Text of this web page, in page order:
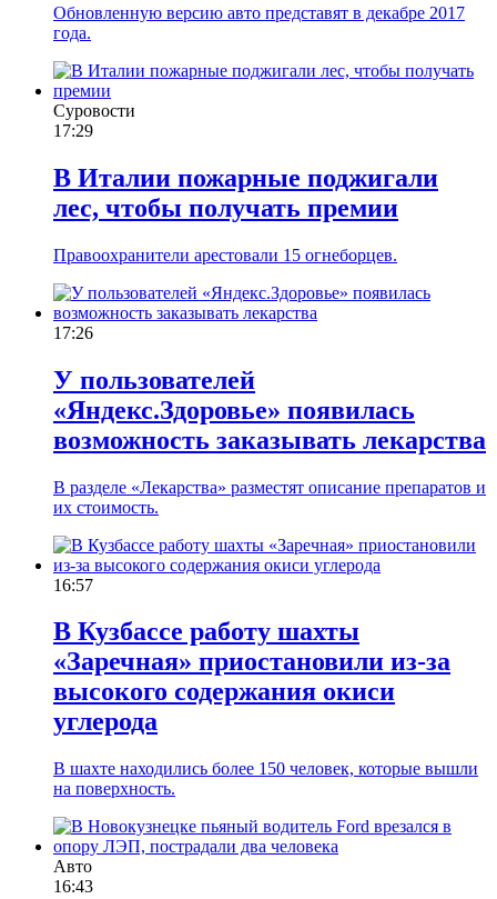
Обновленную версию авто представят в декабре 2017
года.
Суровости
17:29
В Италии пожарные поджигали
лес, чтобы получать премии
Правоохранители арестовали 15 огнеборцев.
17:26
У пользователей
«Яндекс.Здоровье» появилась
возможность заказывать лекарства
В разделе «Лекарства» разместят описание препаратов и
их стоимость.
16:57
В Кузбассе работу шахты
«Заречная» приостановили из-за
высокого содержания окиси
углерода
В шахте находились более 150 человек, которые вышли
на поверхность.
Авто
16:43